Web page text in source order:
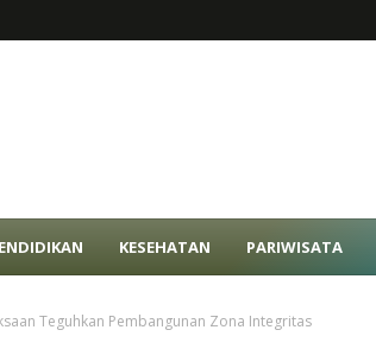
KESEHATAN PARIWISATA
Teguhkan Pembangunan Zona Integritas